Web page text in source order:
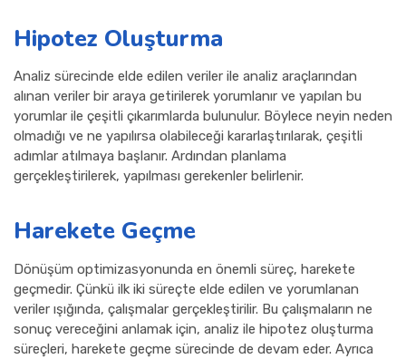
Hipotez Oluşturma
Analiz sürecinde elde edilen veriler ile analiz araçlarından
alınan veriler bir araya getirilerek yorumlanır ve yapılan bu
yorumlar ile çeşitli çıkarımlarda bulunulur. Böylece neyin neden
olmadığı ve ne yapılırsa olabileceği kararlaştırılarak, çeşitli
adımlar atılmaya başlanır. Ardından planlama
gerçekleştirilerek, yapılması gerekenler belirlenir.
Harekete Geçme
Dönüşüm optimizasyonunda en önemli süreç, harekete
geçmedir. Çünkü ilk iki süreçte elde edilen ve yorumlanan
veriler ışığında, çalışmalar gerçekleştirilir. Bu çalışmaların ne
sonuç vereceğini anlamak için, analiz ile hipotez oluşturma
süreçleri, harekete geçme sürecinde de devam eder. Ayrıca